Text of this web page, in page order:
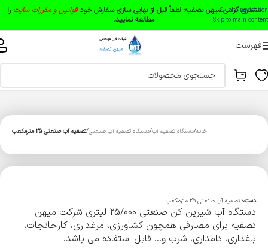
Skip to navigation
Skip to main content
مشتری گرامی میهن تصفیه: لطفاً قبل از نهایی سازی سفارش خودقوانین و مقررات سایت را
مطالعه نمایید.
فهرست
خانه دستگاه تصفیه آب دستگاه تصفیه آب صنعتی تصفیه آب صنعتی 25 مترمکعب
دسته: تصفیه آب صنعتی 25 مترمکعب
دستگاه آب شیرین کن صنعتی 25/000 لیتری شرکت میهن
تصفیه برای مصارفی همچون کشاورزی، مرغداری، کارخانجات،
باغداری، دامداری، شرب و… قابل استفاده می باشد.